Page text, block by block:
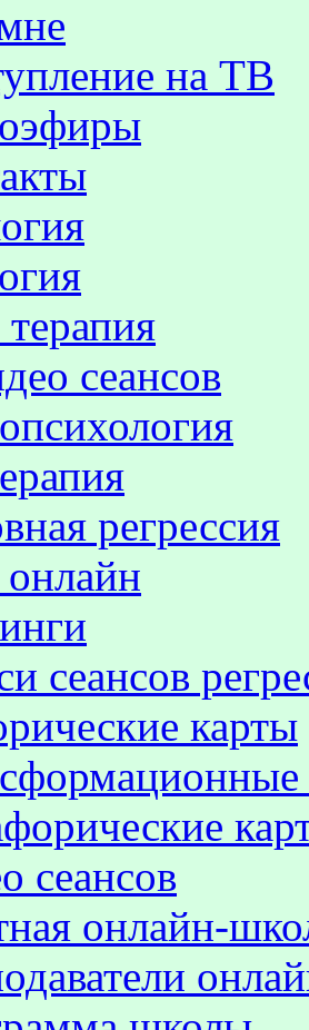
на TВ
сеансов
регрессия
сеансов
карты
сеансов
онлайн-